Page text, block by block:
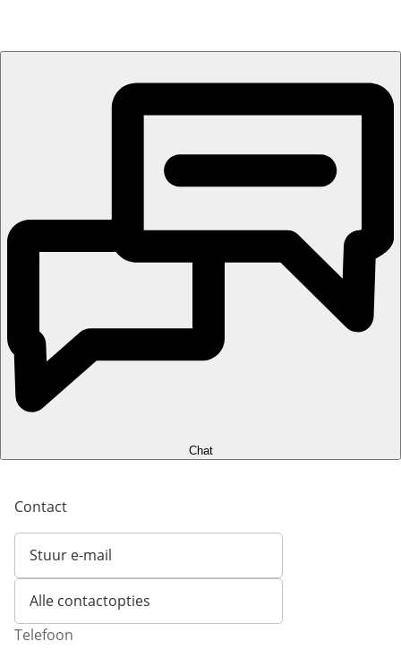
Chat
Contact
Stuur e-mail
Opent e-mailclient
Alle contactopties
Telefoon